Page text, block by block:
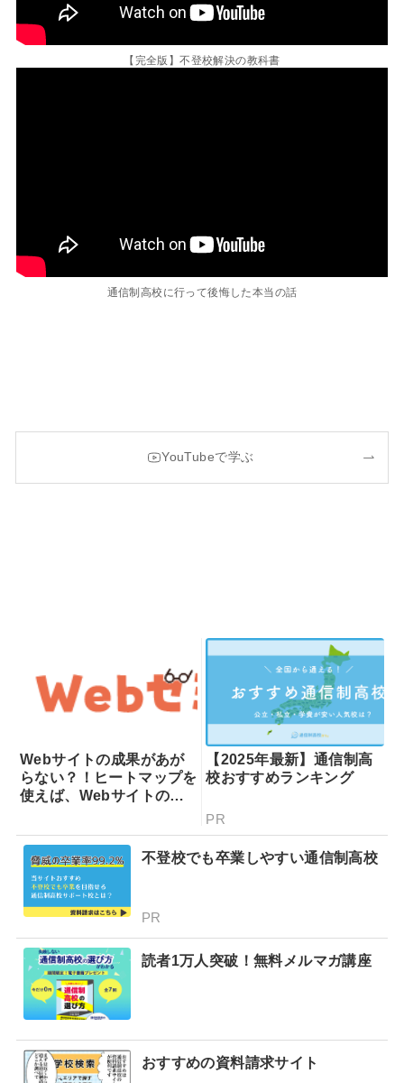
【完全版】不登校解決の教科書
通信制高校に行って後悔した本当の話
YouTubeで学ぶ
Webサイトの成果があが
らない？！ヒートマップを
使えば、Webサイトの課
プでできることを専門家が
分かりやすく解説！
【2025年最新】通信制高
校おすすめランキング
PR
不登校でも卒業しやすい通信制高校
PR
読者1万人突破！無料メルマガ講座
おすすめの資料請求サイト